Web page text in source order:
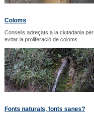
Coloms
Consells adreçats a la ciutadania per
evitar la proliferació de coloms.
Fonts naturals, fonts sanes?